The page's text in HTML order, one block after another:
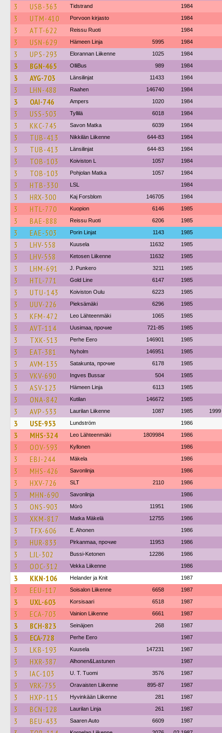
3 USB-363 Tidstrand 1984
3 UTM-410 Porvoon kirjasto 1984
3 ATT-622 Reissu Ruoti 1984
3 USN-629 Hämeen Linja 5995 1984
3 UPS-293 Elorannan Liikenne 1025 1984
3 BGN-465 OlliBus 989 1984
3 AYG-703 Länsilinjat 11433 1984
3 LHN-488 Raahen 146740 1984
3 OAI-746 Ampers 1020 1984
3 USS-503 Tyllilä 6018 1984
3 KKC-745 Savon Matka 6039 1984
3 TUB-413 Nikkilän Liikenne 644-83 1984
3 TUB-413 Länsilinjat 644-83 1984
3 TOB-103 Koiviston L 1057 1984
3 TOB-103 Pohjolan Matka 1057 1984
3 HTB-330 LSL 1984
3 HRX-300 Kaj Forsblom 146705 1984
3 HTL-770 Kuopion 6146 1985
3 BAE-888 Reissu Ruoti 6206 1985
3 EAE-503 Porin Linjat 1143 1985
3 LHV-558 Kuusela 11632 1985
3 LHV-558 Ketosen Liikenne 11632 1985
3 LHM-691 J. Punkero 3211 1985
3 HTL-771 Gold Line 6147 1985
3 UTU-143 Koiviston Oulu 6223 1985
3 UUV-226 Pieksämäki 6296 1985
3 KFM-472 Leo Lähteenmäki 1065 1985
3 AVT-114 Uusimaa, прочие 721-85 1985
3 TXK-513 Perhe Eero 146901 1985
3 EAT-381 Nyholm 146951 1985
3 AVM-135 Satakunta, прочие 6178 1985
3 VKV-690 Ingves Bussar 504 1985
3 ASV-123 Hämeen Linja 6113 1985
3 ONA-842 Kutilan 146672 1985
3 AVP-533 Laurilan Liikenne 1087 1985 1999
3 USE-953 Lundström 1986
3 MHS-324 Leo Lähteenmäki 1809984 1986
3 OOV-593 Kyllonen 1986
3 EBJ-244 Mäkela 1986
3 MHS-426 Savonlinja 1986
3 HXV-726 SLT 2110 1986
3 MHN-690 Savonlinja 1986
3 ONS-903 Mörö 11951 1986
3 XKM-817 Matka Mäkelä 12755 1986
3 TFX-606 E. Ahonen 1986
3 HUR-833 Pirkanmaa, прочие 11953 1986
3 LJL-302 Bussi-Ketonen 12286 1986
3 OOC-312 Vekka Liikenne 1986
3 KKN-106 Helander ja Knit 1987
3 EEU-117 Soisalon Liikenne 6658 1987
3 UXL-603 Korsisaari 6518 1987
3 ECA-703 Vainion Liikenne 6661 1987
3 BCH-823 Seinäjoen 268 1987
3 ECA-728 Perhe Eero 1987
3 LKB-193 Kuusela 147231 1987
3 HXR-387 Alhonen&Lastunen 1987
3 IAC-103 U. T. Tuomi 3576 1987
3 VRK-755 Oravaisten Liikenne 895-87 1987
3 HXP-115 Hyvinkään Liikenne 281 1987
3 BCN-128 Laurilan Linja 261 1987
3 BEU-433 Saaren Auto 6609 1987